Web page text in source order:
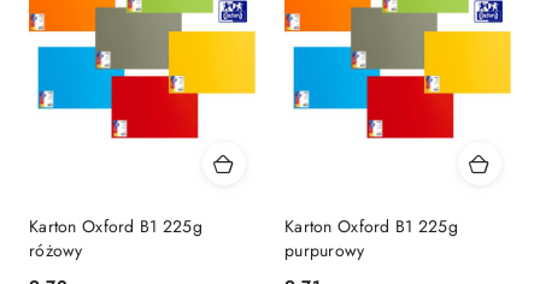
Karton Oxford B1 225g
różowy
Karton Oxford B1 225g
purpurowy